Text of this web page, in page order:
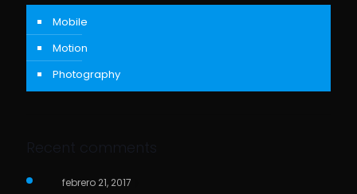
Mobile
Motion
Photography
Recent comments
febrero 21, 2017